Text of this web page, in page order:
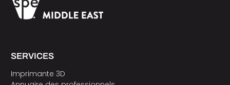
SERVICES
Imprimante 3D